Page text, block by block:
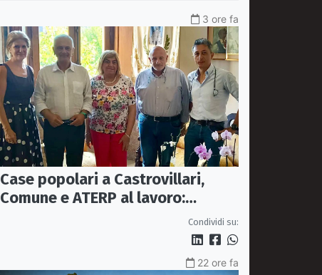
3 ore fa
Case popolari a Castrovillari,
Comune e ATERP al lavoro:
sopralluoghi operativi entroCondividi su:
22 ore fa